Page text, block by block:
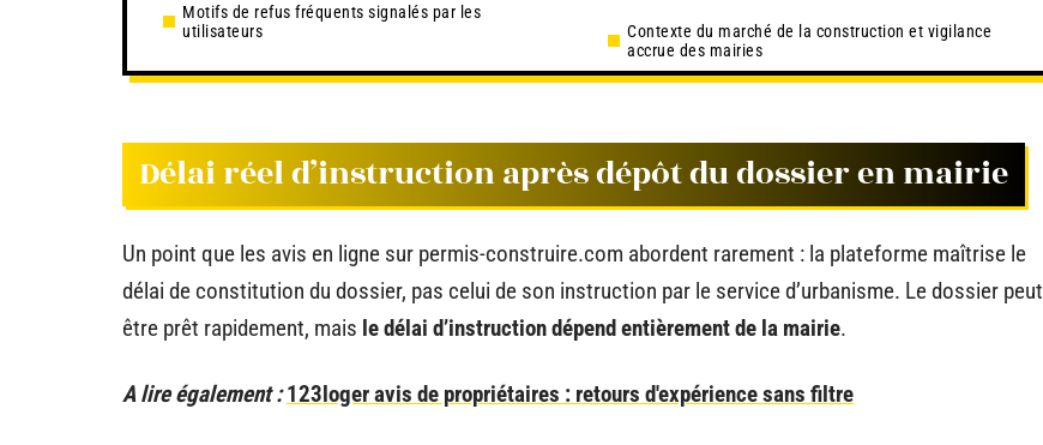
Motifs de refus fréquents signalés par les
utilisateurs
Contexte du marché de la construction et vigilance
accrue des mairies
Délai réel d’instruction après dépôt du dossier en mairie
Un point que les avis en ligne sur permis-construire.com abordent rarement : la plateforme maîtrise le
délai de constitution du dossier, pas celui de son instruction par le service d’urbanisme. Le dossier peut
être prêt rapidement, mais le délai d’instruction dépend entièrement de la mairie.
A lire également : 123loger avis de propriétaires : retours d'expérience sans filtre